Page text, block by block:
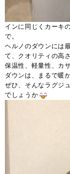
インに同じくカーキ
で。
ヘルノのダウンには
て、クオリティの高
保温性、軽量性、カ
ダウンは、まるで暖
ぜひ、そんなラグジ
でしょうか